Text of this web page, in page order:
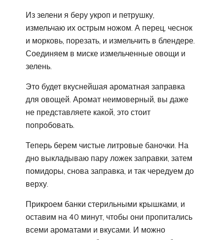
Из зелени я беру укроп и петрушку,
измельчаю их острым ножом. А перец, чеснок
и морковь, порезать, и измельчить в блендере.
Соединяем в миске измельченные овощи и
зелень.
Это будет вкуснейшая ароматная заправка
для овощей. Аромат неимоверный, вы даже
не представляете какой, это стоит
попробовать.
Теперь берем чистые литровые баночки. На
дно выкладываю пару ложек заправки, затем
помидоры, снова заправка, и так чередуем до
верху.
Прикроем банки стерильными крышками, и
оставим на 40 минут, чтобы они пропитались
всеми ароматами и вкусами. И можно